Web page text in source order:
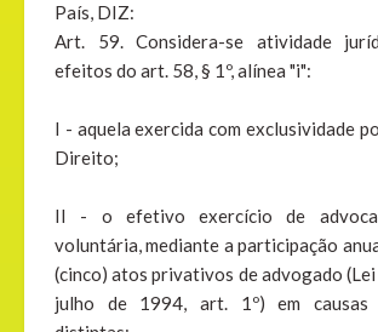
País, DIZ:
Art. 59. Considera-se atividade
efeitos do art. 58, § 1º, alínea "i":
I - aquela exercida com exclusividade
Direito;
II - o efetivo exercício de
voluntária, mediante a participação
(cinco) atos privativos de advogado (Lei
julho de 1994, art. 1º) em causas